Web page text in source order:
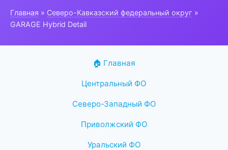
Главная » Северо-Кавказский федеральный округ »
GARAGE Hybrid Detail
🏠 Главная
Центральный ФО
Северо-Западный ФО
Приволжский ФО
Уральский ФО